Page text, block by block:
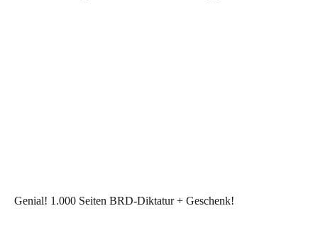
Genial! 1.000 Seiten BRD-Diktatur + Geschenk!